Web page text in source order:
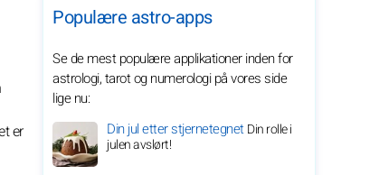
er
Populære astro-apps
Se de mest populære applikationer inden for
astrologi, tarot og numerologi på vores side
lige nu:
Din jul etter stjernetegnetDin rolle i
julen avslørt!